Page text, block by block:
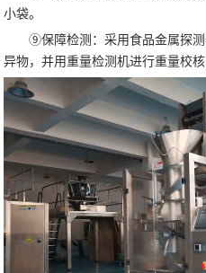
小袋。
⑨保障检测：采用食品金属探
异物，并用重量检测机进行重量校